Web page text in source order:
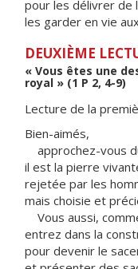
pour les délivrer de
les garder en vie
DEUXIÈME
« Vous êtes une
royal » (1 P 2, 4-9)
Lecture de la
Bien-aimés,
approchez-vous
il est la pierre
rejetée par les
mais choisie et
Vous aussi,
entrez dans la
pour devenir le